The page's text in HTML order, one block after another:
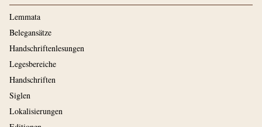
Lemmata
Belegansätze
Handschriftenlesungen
Legesbereiche
Handschriften
Siglen
Lokalisierungen